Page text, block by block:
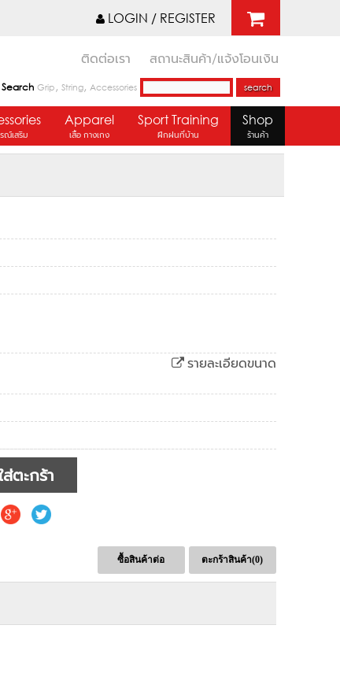
LOGIN / REGISTER
ติดต่อเรา สถานะสินค้า/แจ้งโอนเงิน
Grip, String, Accessories
ณ์เสริม
Apparel
เสื้อ กางเกง
Sport Training
ฝึกฝนที่บ้าน
Shop
ร้านค้า
รายละเอียดขนาด